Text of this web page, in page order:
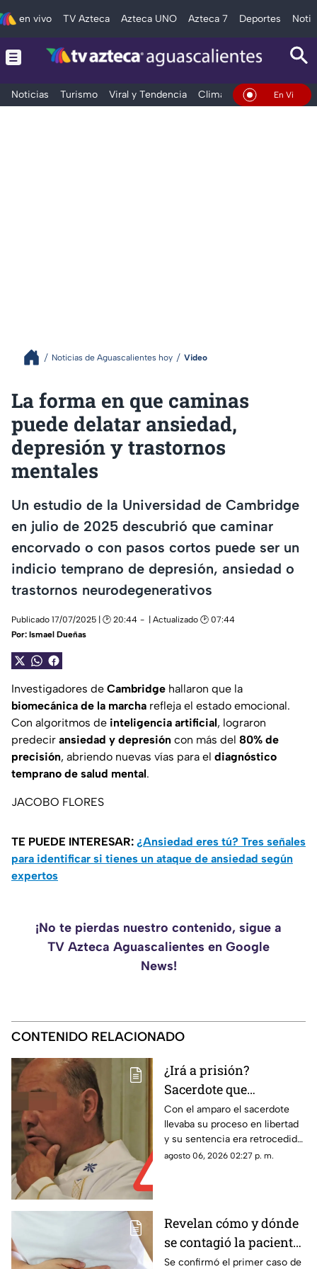
en vivo TV Azteca Azteca UNO Azteca 7 Deportes
Noticias Turismo Viral y Tendencia Clima DeportesEn Vivo
Noticias de Aguascalientes hoy Video
La forma en que caminas
puede delatar ansiedad,
depresión y trastornos
mentales
Un estudio de la Universidad de Cambridge
en julio de 2025 descubrió que caminar
encorvado o con pasos cortos puede ser un
indicio temprano de depresión, ansiedad o
trastornos neurodegenerativos
Publicado 17/07/2025 | 🕑 20:44
| Actualizado 🕑 07:44
Por: Ismael Dueñas
Investigadores de Cambridge hallaron que la
biomecánica de la marcha refleja el estado emocional.
Con algoritmos de inteligencia artificial, lograron
predecir ansiedad y depresión con más del 80% de
precisión, abriendo nuevas vías para el diagnóstico
temprano de salud mental.
JACOBO FLORES
TE PUEDE INTERESAR: ¿Ansiedad eres tú? Tres señales
para identificar si tienes un ataque de ansiedad según
expertos
¡No te pierdas nuestro contenido, sigue a
TV Azteca Aguascalientes en Google
News!
CONTENIDO RELACIONADO
¿Irá a prisión?
Sacerdote que
presuntamente abuso
de dos monaguillos en
Aguascalientes perdió
Juicio de Amparo
Con el amparo el sacerdote
llevaba su proceso en libertad
y su sentencia era retrocedida;
ahora el proceso legal
agosto 06, 2026 02:27 p. m.
Revelan cómo y dónde
se contagió la paciente
de diarrea explosiva en
Se confirmó el primer caso de